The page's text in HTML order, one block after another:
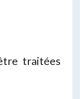
traitées